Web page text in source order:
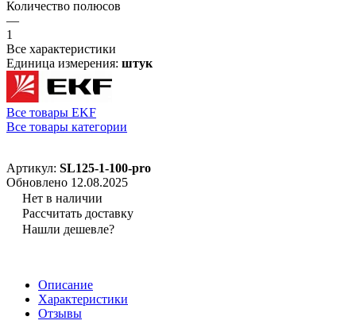
Количество полюсов
—
1
Все характеристики
Единица измерения: штук
Все товары EKF
Все товары категории
Артикул: SL125-1-100-pro
Обновлено 12.08.2025
Нет в наличии
Рассчитать доставку
Нашли дешевле?
Описание
Характеристики
Отзывы